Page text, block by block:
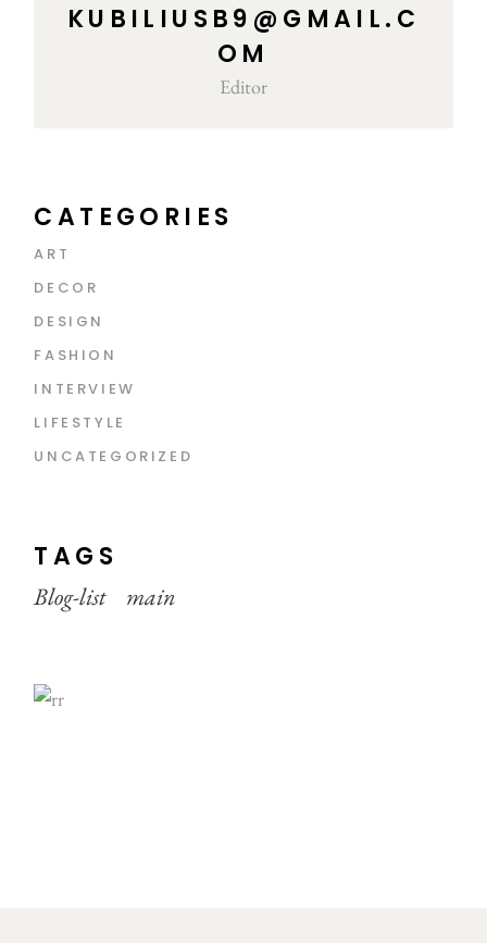
KUBILIUSB9@GMAIL.C
OM
Editor
CATEGORIES
ART
DECOR
DESIGN
FASHION
INTERVIEW
LIFESTYLE
UNCATEGORIZED
TAGS
Blog-list main